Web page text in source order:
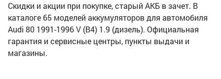
Скидки и акции при покупке, старый АКБ в зачет. В
каталоге 65 моделей аккумуляторов для автомобиля
Audi 80 1991-1996 V (B4) 1.9 (дизель). Официальная
гарантия и сервисные центры, пункты выдачи и
магазины.